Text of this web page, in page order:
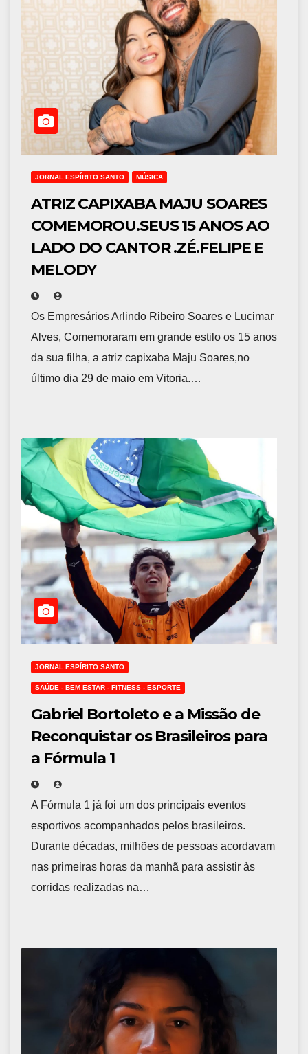
JORNAL ESPÍRITO SANTO MÚSICA
ATRIZ CAPIXABA MAJU SOARES
COMEMOROU.SEUS 15 ANOS AO
LADO DO CANTOR .ZÉ.FELIPE E
MELODY
Os Empresários Arlindo Ribeiro Soares e Lucimar
Alves, Comemoraram em grande estilo os 15 anos
da sua filha, a atriz capixaba Maju Soares,no
último dia 29 de maio em Vitoria.…
JORNAL ESPÍRITO SANTO
SAÚDE - BEM ESTAR - FITNESS - ESPORTE
Gabriel Bortoleto e a Missão de
Reconquistar os Brasileiros para
a Fórmula 1
A Fórmula 1 já foi um dos principais eventos
esportivos acompanhados pelos brasileiros.
Durante décadas, milhões de pessoas acordavam
nas primeiras horas da manhã para assistir às
corridas realizadas na…